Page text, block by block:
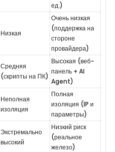
ед.)
Низкая
Очень низкая
(поддержка на
стороне
провайдера)
Средняя
(скрипты на ПК)
Высокая (веб-
панель + AI
Agent)
Неполная
изоляция
Полная
изоляция (IP и
параметры)
Экстремально
высокий
Низкий риск
(реальное
железо)